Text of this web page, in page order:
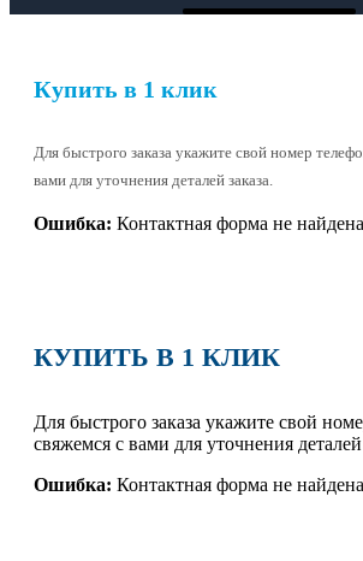
Купить в 1 клик
Для быстрого заказа укажите свой номер
вами для уточнения деталей заказа.
Ошибка: Контактная форма не
КУПИТЬ В 1 КЛИК
Для быстрого заказа укажите свой
свяжемся с вами для уточнения деталей
Ошибка: Контактная форма не